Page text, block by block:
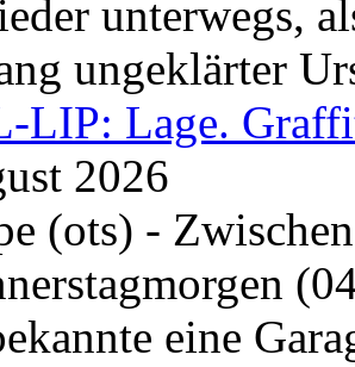
unterwegs,
ungeklärter
LIP: Lage.
2026
(ots) -
eine